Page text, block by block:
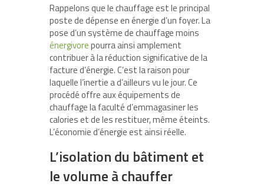
Rappelons que le chauffage est le principal
poste de dépense en énergie d’un foyer. La
pose d’un système de chauffage moins
énergivorepourra ainsi amplement
contribuer à la réduction significative de la
facture d’énergie. C’est la raison pour
laquelle l’inertie a d’ailleurs vu le jour. Ce
procédé offre aux équipements de
chauffage la faculté d’emmagasiner les
calories et de les restituer, même éteints.
L’économie d’énergie est ainsi réelle.
L’isolation du bâtiment et
le volume à chauffer